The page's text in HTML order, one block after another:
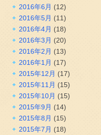
2016年6月 (12)
2016年5月 (11)
2016年4月 (18)
2016年3月 (20)
2016年2月 (13)
2016年1月 (17)
2015年12月 (17)
2015年11月 (15)
2015年10月 (15)
2015年9月 (14)
2015年8月 (15)
2015年7月 (18)